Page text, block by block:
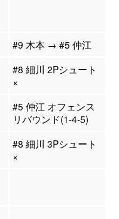
#9 木本 → #5 仲江
#8 細川 2Pシュート
×
#5 仲江 オフェンス
リバウンド(1-4-5)
#8 細川 3Pシュート
×